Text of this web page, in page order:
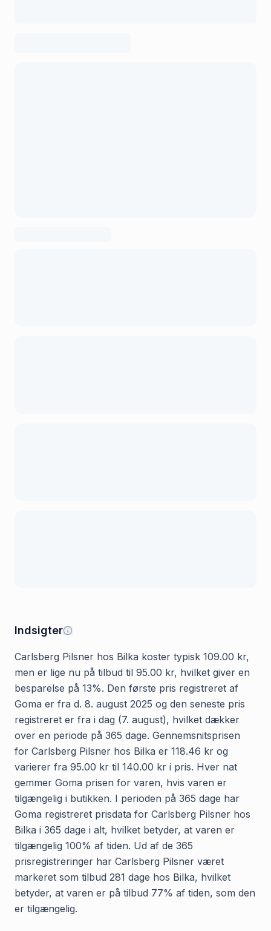
Indsigter
Carlsberg Pilsner hos Bilka koster typisk 109.00 kr,
men er lige nu på tilbud til 95.00 kr, hvilket giver en
besparelse på 13%. Den første pris registreret af
Goma er fra d. 8. august 2025 og den seneste pris
registreret er fra i dag (7. august), hvilket dækker
over en periode på 365 dage. Gennemsnitsprisen
for Carlsberg Pilsner hos Bilka er 118.46 kr og
varierer fra 95.00 kr til 140.00 kr i pris. Hver nat
gemmer Goma prisen for varen, hvis varen er
tilgængelig i butikken. I perioden på 365 dage har
Goma registreret prisdata for Carlsberg Pilsner hos
Bilka i 365 dage i alt, hvilket betyder, at varen er
tilgængelig 100% af tiden. Ud af de 365
prisregistreringer har Carlsberg Pilsner været
markeret som tilbud 281 dage hos Bilka, hvilket
betyder, at varen er på tilbud 77% af tiden, som den
er tilgængelig.